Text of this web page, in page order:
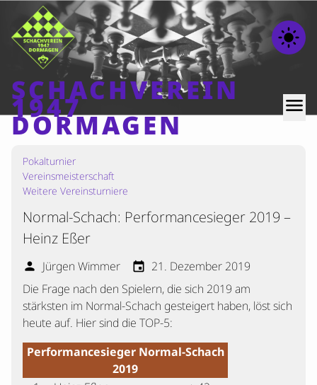
light_mode
SCHACHVEREIN
1947
DORMAGEN
menu
Home
Beiträge
Mannschaften
Ranglisten
Termine
Verschiedenes
Kontakt
Pokalturnier
Vereinsmeisterschaft
Weitere Vereinsturniere
Normal-Schach: Performancesieger 2019 –
Heinz Eßer
person Jürgen Wimmer event 21. Dezember 2019
Die Frage nach den Spielern, die sich 2019 am
stärksten im Normal-Schach gesteigert haben, löst sich
heute auf. Hier sind die TOP-5:
Performancesieger Normal-Schach
2019